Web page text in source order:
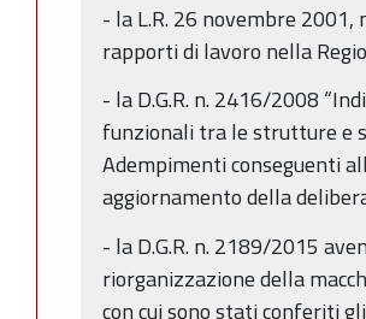
- la L.R. 26 novembre 2001,
rapporti di lavoro nella
- la D.G.R. n. 2416/2008
funzionali tra le strutture e
Adempimenti conseguenti
aggiornamento della
- la D.G.R. n. 2189/2015
riorganizzazione della
con cui sono stati conferiti